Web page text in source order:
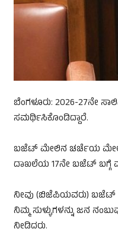
ಬೆಂಗಳೂರು: 2026-27ನೇ
ಸಮರ್ಥಿಸಿಕೊಂಡಿದ್ದಾರೆ.
ಬಜೆಟ್ ಮೇಲಿನ ಚರ್ಚೆಯ ಮೇಲೆ
ದಾಖಲೆಯ 17ನೇ ಬಜೆಟ್ ಬಗ್ಗೆ
ನೀವು (ಬಿಜೆಪಿಯವರು) ಬಜೆಟ್
ನಿಮ್ಮ ಸುಳ್ಳುಗಳನ್ನು ಜನ
ನೀಡಿದರು.